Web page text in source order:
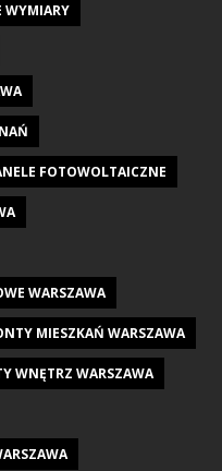
WYMIARY
FOTOWOLTAICZNE
WARSZAWA
MIESZKAŃ WARSZAWA
WNĘTRZ WARSZAWA